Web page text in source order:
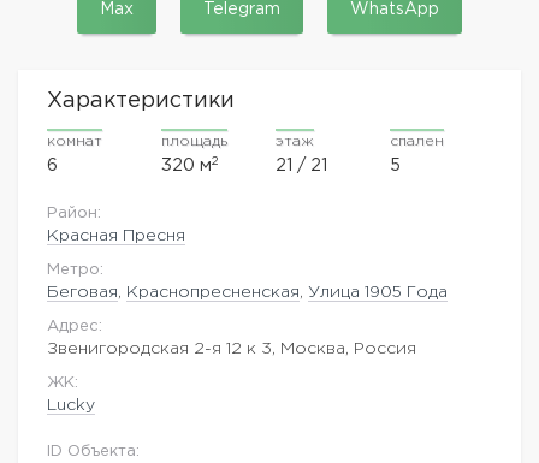
Max Telegram WhatsApp
Характеристики
комнат
6
площадь
320 м2
этаж
21 / 21
спален
5
Район:
Красная Пресня
Метро:
Беговая Краснопресненская Улица 1905 Года
Адрес:
Звенигородская 2-я 12 к 3, Москва, Россия
ЖK:
Lucky
ID Объекта: